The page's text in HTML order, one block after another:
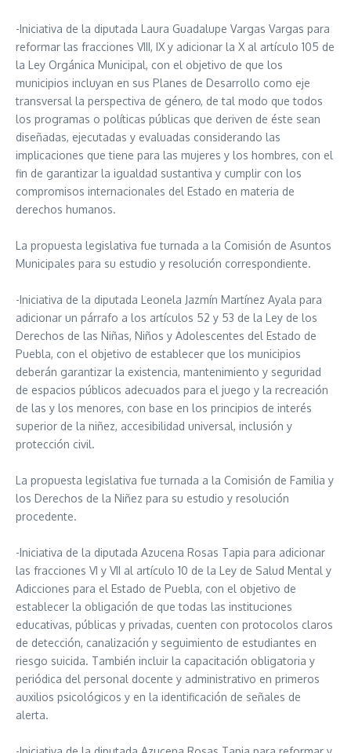
-Iniciativa de la diputada Laura Guadalupe Vargas Vargas para
reformar las fracciones VIII, IX y adicionar la X al artículo 105 de
la Ley Orgánica Municipal, con el objetivo de que los
municipios incluyan en sus Planes de Desarrollo como eje
transversal la perspectiva de género, de tal modo que todos
los programas o políticas públicas que deriven de éste sean
diseñadas, ejecutadas y evaluadas considerando las
implicaciones que tiene para las mujeres y los hombres, con el
fin de garantizar la igualdad sustantiva y cumplir con los
compromisos internacionales del Estado en materia de
derechos humanos.
La propuesta legislativa fue turnada a la Comisión de Asuntos
Municipales para su estudio y resolución correspondiente.
-Iniciativa de la diputada Leonela Jazmín Martínez Ayala para
adicionar un párrafo a los artículos 52 y 53 de la Ley de los
Derechos de las Niñas, Niños y Adolescentes del Estado de
Puebla, con el objetivo de establecer que los municipios
deberán garantizar la existencia, mantenimiento y seguridad
de espacios públicos adecuados para el juego y la recreación
de las y los menores, con base en los principios de interés
superior de la niñez, accesibilidad universal, inclusión y
protección civil.
La propuesta legislativa fue turnada a la Comisión de Familia y
los Derechos de la Niñez para su estudio y resolución
procedente.
-Iniciativa de la diputada Azucena Rosas Tapia para adicionar
las fracciones VI y VII al artículo 10 de la Ley de Salud Mental y
Adicciones para el Estado de Puebla, con el objetivo de
establecer la obligación de que todas las instituciones
educativas, públicas y privadas, cuenten con protocolos claros
de detección, canalización y seguimiento de estudiantes en
riesgo suicida. También incluir la capacitación obligatoria y
periódica del personal docente y administrativo en primeros
auxilios psicológicos y en la identificación de señales de
alerta.